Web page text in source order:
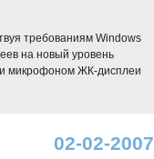
требованиям Windows
на новый уровень
микрофоном ЖК-дисплеи
02-02-2007